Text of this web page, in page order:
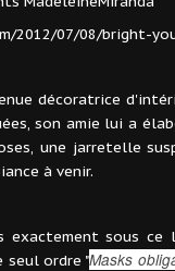
2012/07/08/bright-
décoratrice
son amie lui a
une jarretelle
à venir.
exactement sous ce
seul ordre "Masks